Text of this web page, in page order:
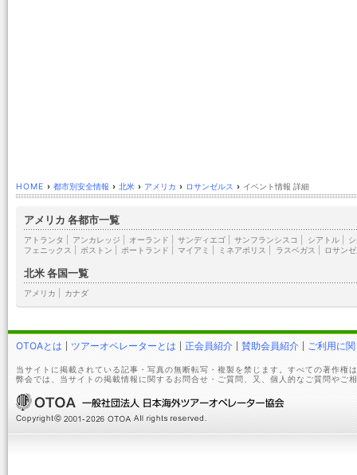
HOME › 都市別安全情報 › 北米 › アメリカ › ロサンゼルス › イベント情報 詳細
アメリカ 各都市一覧
アトランタ アンカレッジ オーランド サンディエゴ サンフランシスコ シアトル|
フェニックス
ボストン ポートランド マイアミ ミネアポリス ラスベガス ロサン
北米 各国一覧
アメリカ カナダ
OTOAとは ツアーオペレーターとは 正会員紹介 賛助会員紹介 ご利用に
当サイトに掲載されている記事・写真の無断転写・複製を禁じます。すべての著作権
弊会では、当サイトの掲載情報に関するお問合せ・ご質問、又、個人的なご質問やご